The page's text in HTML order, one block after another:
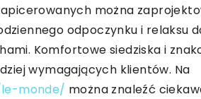
można
odpoczynku i relaksu
Komfortowe siedziska i
wymagających klientów. Na
monde/ można znaleźć